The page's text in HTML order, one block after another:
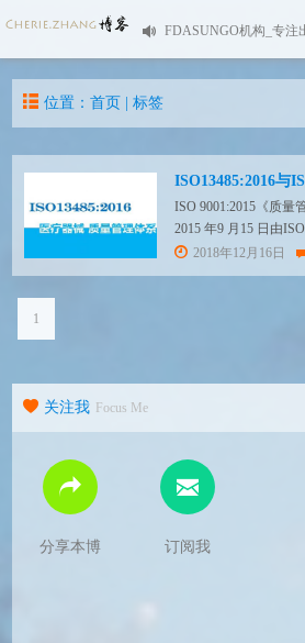
FDASUNGO机构_专注
位置：首页 | 标签
ISO 9001:2015《质量
2015 年9 月15 日由
准化管理委员会目前
很快正式发布实施（
GB/T 19001:2016）
量管理体系 用于法
2018年12月16日
1
关注我 Focus Me
分享本博 订阅我